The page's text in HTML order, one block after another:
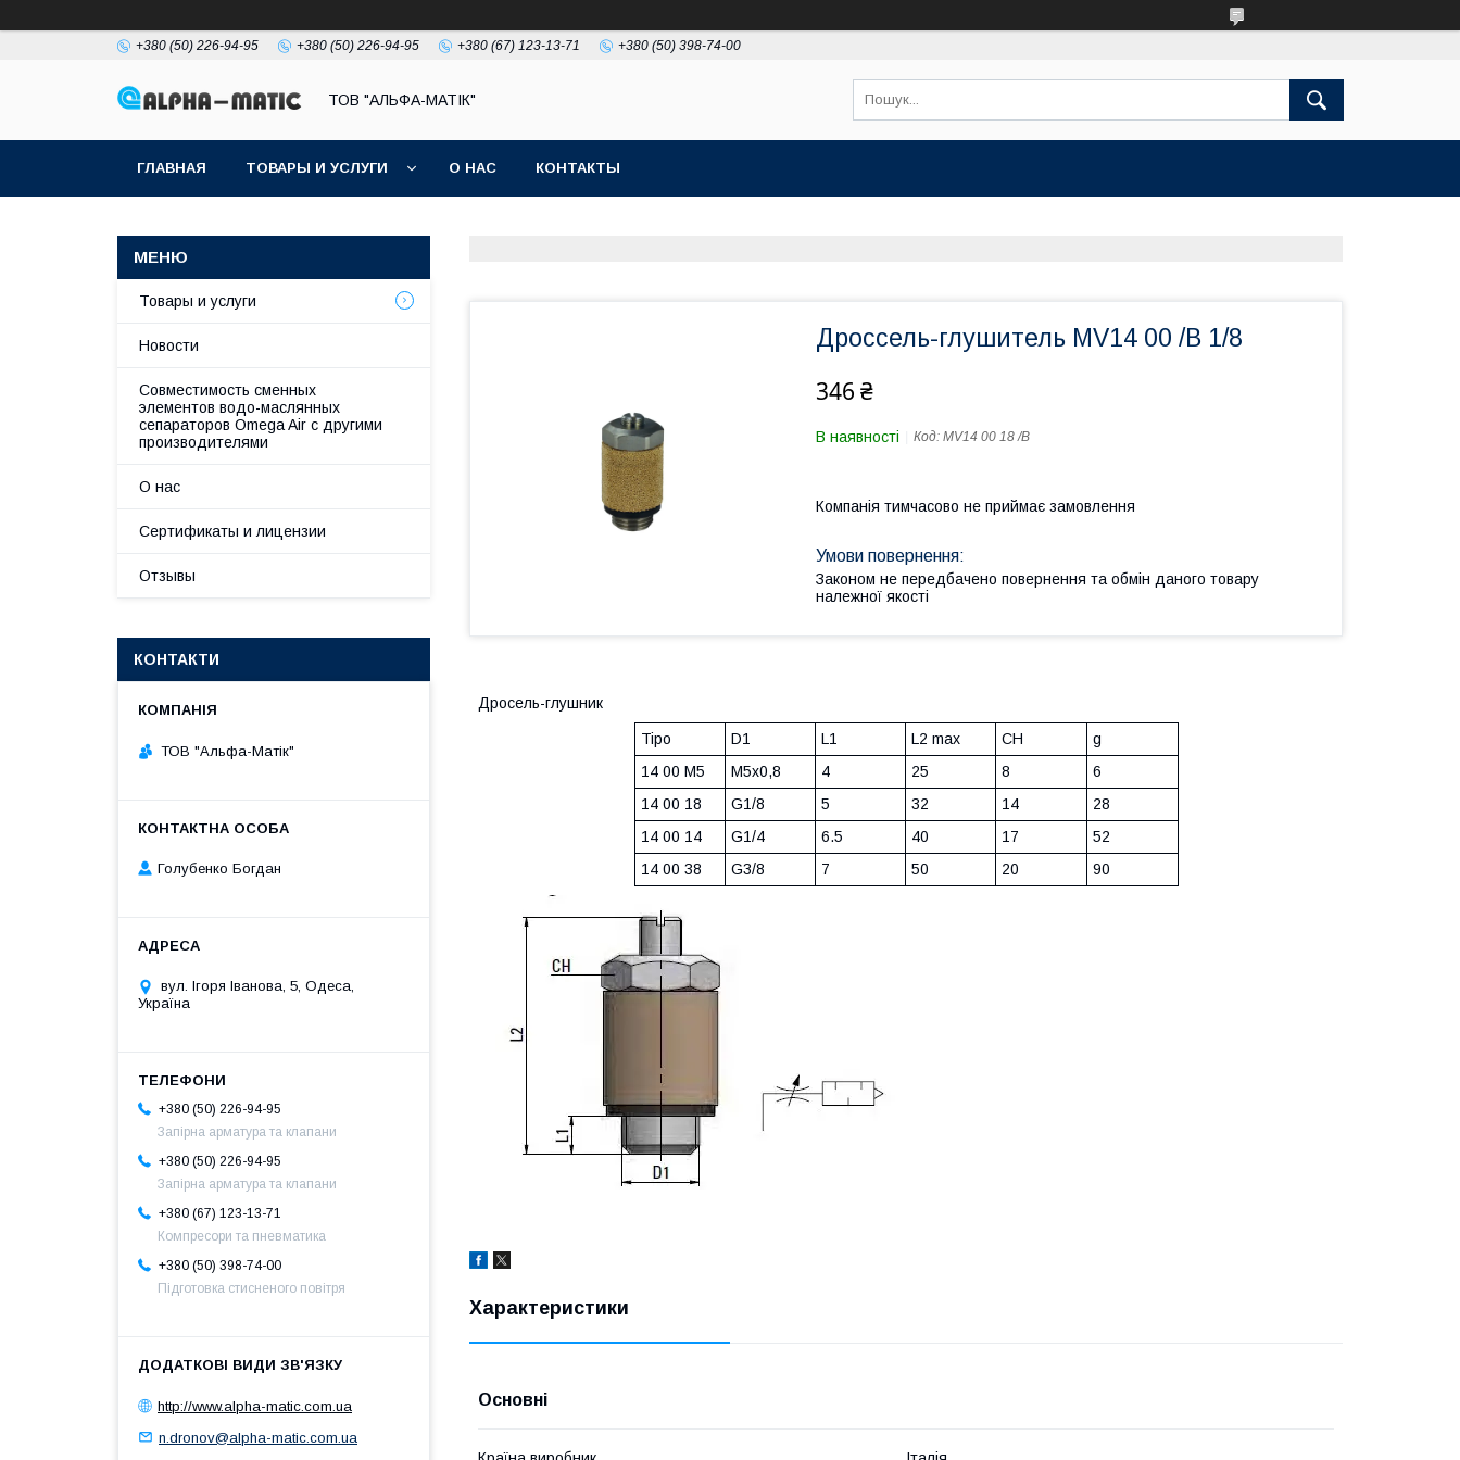
+380 (50) 226-94-95 +380 (50) 226-94-95 +380 (67) 123-13-71 +380 (50) 398-74-00
ТОВ "АЛЬФА-МАТІК"
ГЛАВНАЯ ТОВАРЫ И УСЛУГИ О НАС КОНТАКТЫ
Дроссель-глушитель MV14 00 /B 1/8
346 ₴
В наявності Код: MV14 00 18 /B
Компанія тимчасово не приймає замовлення
Законом не передбачено повернення та обмін даного товару
належної якості
Дросель-глушник
Tipo D1 L1 L2 max CH
g
14 00 M5
M5x0,8 4 25 8
6
14 00 18
G1/8 5 32 14
28
14 00 14
G1/4 6.5 40 17
52
14 00 38
G3/8 7 50 20 90
Характеристики
Основні
Товары и услуги
Новости
Совместимость сменных
элементов водо-маслянных
сепараторов Omega Air с другими
производителями
О нас
Сертификаты и лицензии
Отзывы
КОНТАКТИ
ТОВ "Альфа-Матік"
Голубенко Богдан
вул. Ігоря Іванова, 5, Одеса,
Україна
+380 (50) 226-94-95
Запірна арматура та клапани
+380 (50) 226-94-95
Запірна арматура та клапани
+380 (67) 123-13-71
Компресори та пневматика
+380 (50) 398-74-00
Підготовка стисненого повітря
http://www.alpha-matic.com.ua
n.dronov@alpha-matic.com.ua